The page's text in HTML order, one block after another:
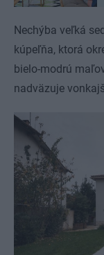
Nechýba veľká
kúpeľňa, ktorá
bielo-modrú
nadväzuje